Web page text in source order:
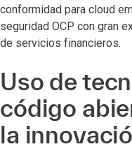
conformidad para cloud
seguridad OCP con gran
de servicios financieros.
Uso de
código
la